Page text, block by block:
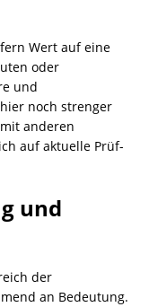
Wert auf eine
oder
und
noch strenger
anderen
auf aktuelle Prüf-
und
der
an Bedeutung.